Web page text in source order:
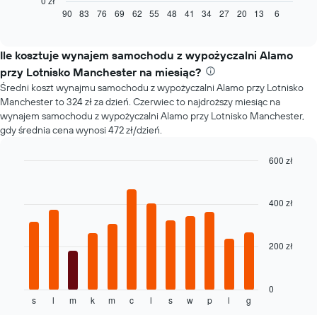
cena
za
wynajem
samochodu
wraz
ze
zbliżaniem
przedstawiającą
przed
rezerwacją
90
48 6
83 76 69 62 55 41 34 27 20 13
Ile kosztuje wynajem samochodu z wypożyczalni Alamo
przy Lotnisko Manchester na miesiąc?
Średni koszt wynajmu samochodu z wypożyczalni Alamo przy Lotnisko
Manchester to 324 zł za dzień. Czerwiec to najdroższy miesiąc na
wynajem samochodu z wypożyczalni Alamo przy Lotnisko Manchester,
gdy średnia cena wynosi 472 zł/dzień.
bars.
Następujący
średnią
cenę
s l m k m c l s w p l g
0
200 zł
400 zł
600 zł